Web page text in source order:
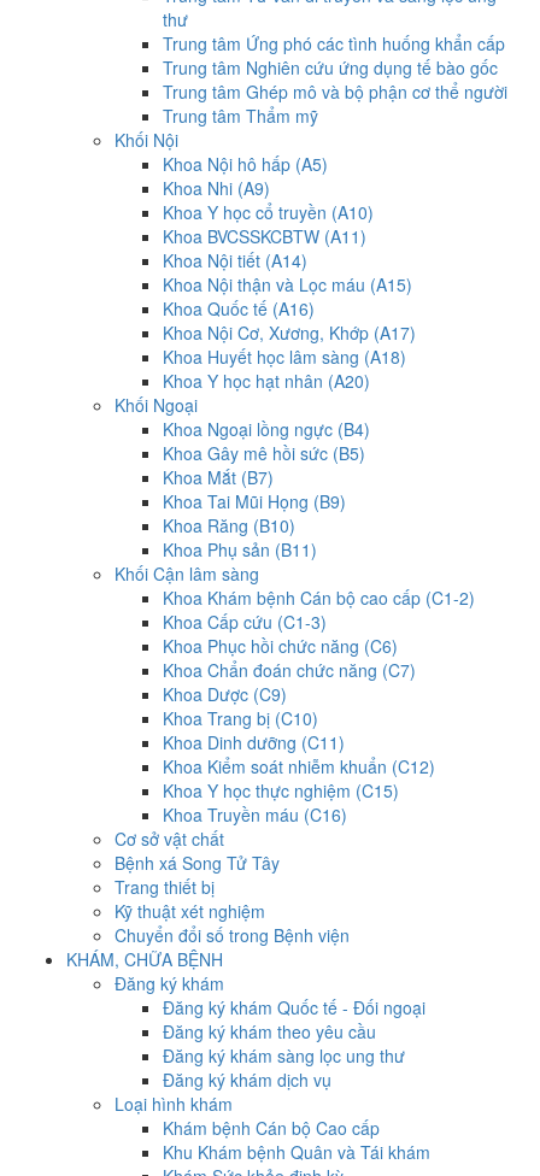
thư
Trung tâm Ứng phó các tình huống khẩn cấp
Trung tâm Nghiên cứu ứng dụng tế bào gốc
Trung tâm Ghép mô và bộ phận cơ thể người
Trung tâm Thẩm mỹ
Khối Nội
Khoa Nội hô hấp (A5)
Khoa Nhi (A9)
Khoa Y học cổ truyền (A10)
Khoa BVCSSKCBTW (A11)
Khoa Nội tiết (A14)
Khoa Nội thận và Lọc máu (A15)
Khoa Quốc tế (A16)
Khoa Nội Cơ, Xương, Khớp (A17)
Khoa Huyết học lâm sàng (A18)
Khoa Y học hạt nhân (A20)
Khối Ngoại
Khoa Ngoại lồng ngực (B4)
Khoa Gây mê hồi sức (B5)
Khoa Mắt (B7)
Khoa Tai Mũi Họng (B9)
Khoa Răng (B10)
Khoa Phụ sản (B11)
Khối Cận lâm sàng
Khoa Khám bệnh Cán bộ cao cấp (C1-2)
Khoa Cấp cứu (C1-3)
Khoa Phục hồi chức năng (C6)
Khoa Chẩn đoán chức năng (C7)
Khoa Dược (C9)
Khoa Trang bị (C10)
Khoa Dinh dưỡng (C11)
Khoa Kiểm soát nhiễm khuẩn (C12)
Khoa Y học thực nghiệm (C15)
Khoa Truyền máu (C16)
Cơ sở vật chất
Bệnh xá Song Tử Tây
Trang thiết bị
Kỹ thuật xét nghiệm
Chuyển đổi số trong Bệnh viện
KHÁM, CHỮA BỆNH
Đăng ký khám
Đăng ký khám Quốc tế - Đối ngoại
Đăng ký khám theo yêu cầu
Đăng ký khám sàng lọc ung thư
Đăng ký khám dịch vụ
Loại hình khám
Khám bệnh Cán bộ Cao cấp
Khu Khám bệnh Quân và Tái khám